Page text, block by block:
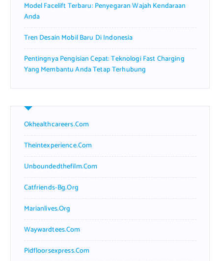
Model Facelift Terbaru: Penyegaran Wajah Kendaraan
Anda
Tren Desain Mobil Baru Di Indonesia
Pentingnya Pengisian Cepat: Teknologi Fast Charging
Yang Membantu Anda Tetap Terhubung
Okhealthcareers.com
Theintexperience.com
Unboundedthefilm.com
Catfriends-Bg.org
Marianlives.org
Waywardtees.com
Pidfloorsexpress.com